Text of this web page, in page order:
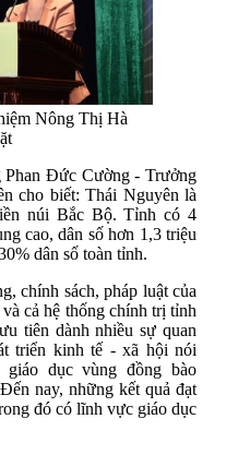
Nông Thị Hà
Phan Đức Cường - Trưởng
cho biết: Thái Nguyên là
núi Bắc Bộ. Tỉnh có 4
cao, dân số hơn 1,3 triệu
dân số toàn tỉnh.
chính sách, pháp luật của
cả hệ thống chính trị tỉnh
tiên dành nhiều sự quan
triển kinh tế - xã hội nói
giáo dục vùng đồng bào
nay, những kết quả đạt
đó có lĩnh vực giáo dục